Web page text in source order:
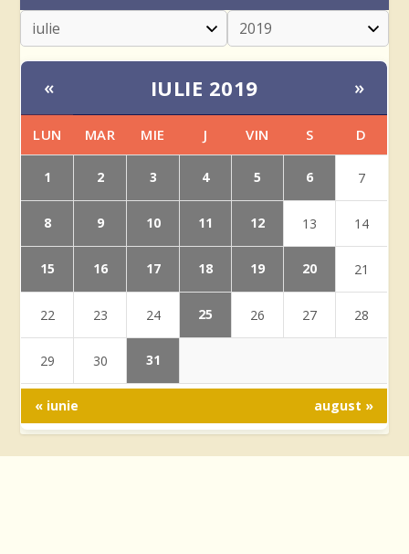
« IULIE 2019 »
LUN MAR MIE J VIN S D
1 2 3 4 5 6 7
8 9 10 11 12 13 14
15 16 17 18 19 20 21
22 23 24 25 26 27 28
29 30 31
« iunie august »